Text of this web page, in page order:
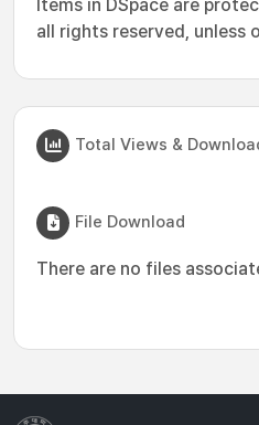
Items in DSpace are
all rights reserved, unless
Total Views &
File Download
There are no files